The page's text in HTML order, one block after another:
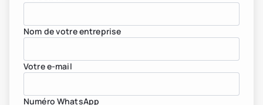
Nom de votre entreprise
Votre e-mail
Numéro WhatsApp